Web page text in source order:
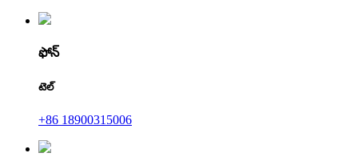
ఫోన్
టెల్
+86 18900315006